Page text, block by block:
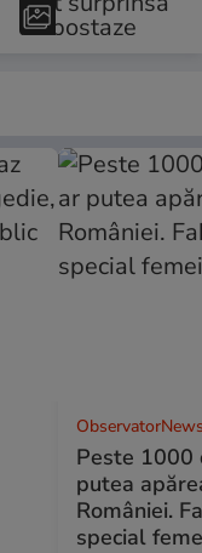
Peste 1000
putea
României.
special